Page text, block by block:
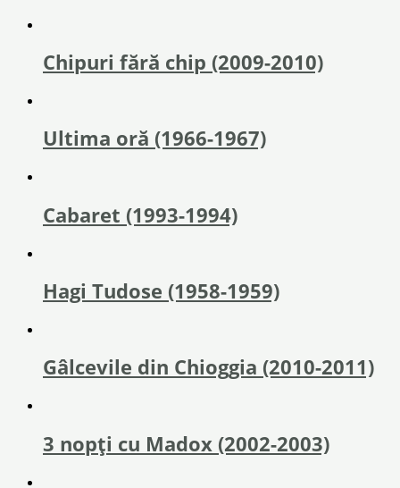
Chipuri fără chip (2009-2010)
Ultima oră (1966-1967)
Cabaret (1993-1994)
Hagi Tudose (1958-1959)
Gâlcevile din Chioggia (2010-2011)
3 nopți cu Madox (2002-2003)